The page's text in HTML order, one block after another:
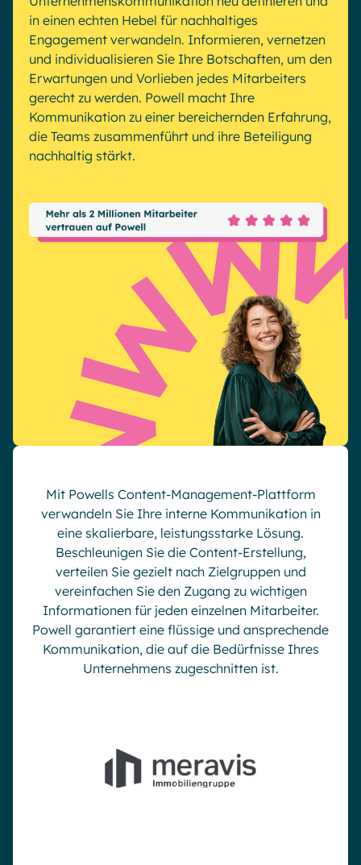
Plattform für digitale Zusammenarbeit
Digital Hub
Wissensbasis
Effizientes Wissensmanagement am Arbeitsplatz
Microsoft Gold Partner
Zertifizierter Microsoft-Experte
EnglishFrançaisDeutsch
in einen echten Hebel für nachhaltiges
Engagement verwandeln. Informieren, vernetzen
und individualisieren Sie Ihre Botschaften, um den
Erwartungen und Vorlieben jedes Mitarbeiters
gerecht zu werden. Powell macht Ihre
Kommunikation zu einer bereichernden Erfahrung,
die Teams zusammenführt und ihre Beteiligung
nachhaltig stärkt.
Mit Powells Content-Management-Plattform
verwandeln Sie Ihre interne Kommunikation in
eine skalierbare, leistungsstarke Lösung.
Beschleunigen Sie die Content-Erstellung,
verteilen Sie gezielt nach Zielgruppen und
vereinfachen Sie den Zugang zu wichtigen
Informationen für jeden einzelnen Mitarbeiter.
Powell garantiert eine flüssige und ansprechende
Kommunikation, die auf die Bedürfnisse Ihres
Unternehmens zugeschnitten ist.